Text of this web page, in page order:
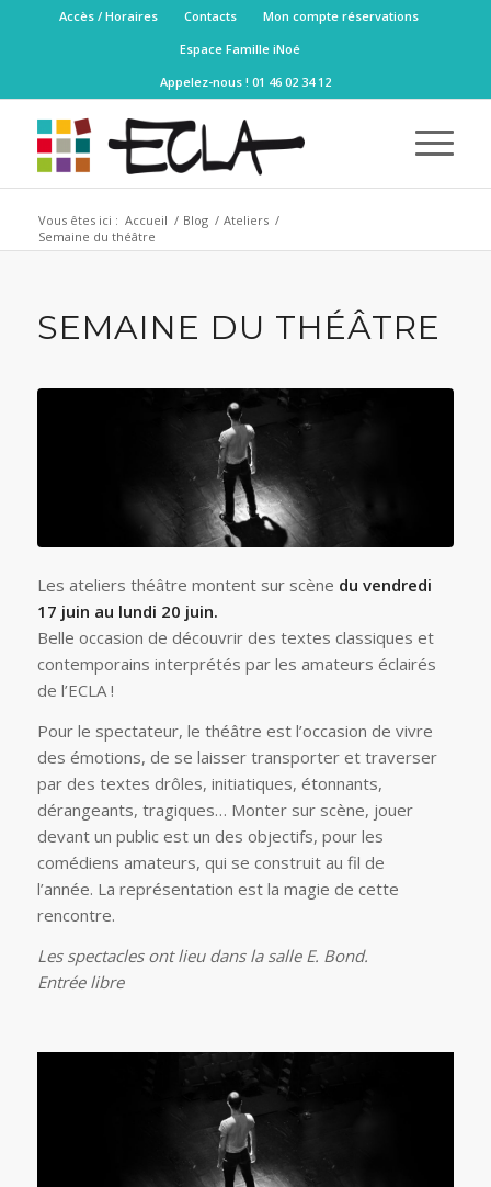
Accès / Horaires Contacts
Mon compte réservations
Espace Famille iNoé
Appelez-nous ! 01 46 02 34 12
Vous êtes ici : Accueil / Blog / Ateliers /
Semaine du théâtre
SEMAINE DU THÉÂTRE
Les ateliers théâtre montent sur scène du vendredi
17 juin au lundi 20 juin.
Belle occasion de découvrir des textes classiques et
contemporains interprétés par les amateurs éclairés
de l’ECLA !
Pour le spectateur, le théâtre est l’occasion de vivre
des émotions, de se laisser transporter et traverser
par des textes drôles, initiatiques, étonnants,
dérangeants, tragiques… Monter sur scène, jouer
devant un public est un des objectifs, pour les
comédiens amateurs, qui se construit au fil de
l’année. La représentation est la magie de cette
rencontre.
Les spectacles ont lieu dans la salle E. Bond.
Entrée libre